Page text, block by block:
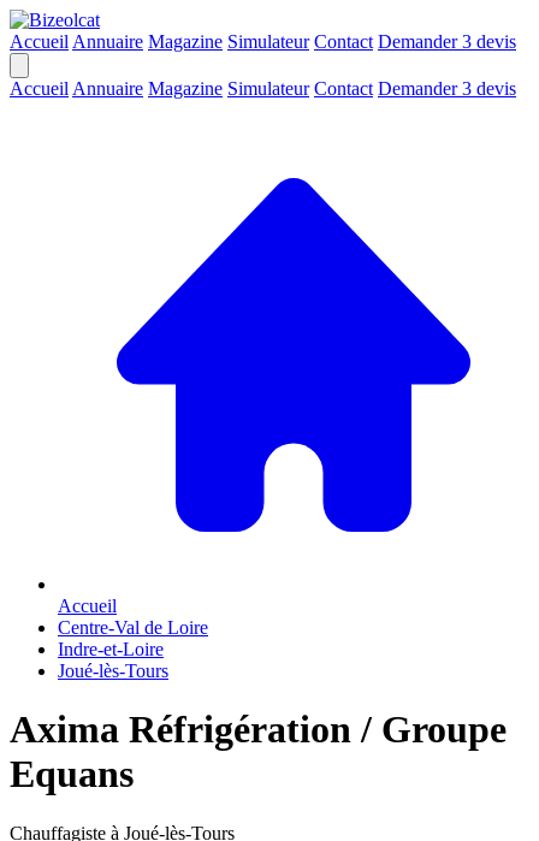
Accueil Annuaire Magazine Simulateur Contact Demander 3 devis
Accueil Annuaire Magazine Simulateur Contact Demander 3 devis
Accueil
Centre-Val de Loire
Indre-et-Loire
Joué-lès-Tours
Axima Réfrigération / Groupe
Equans
Chauffagiste à Joué-lès-Tours